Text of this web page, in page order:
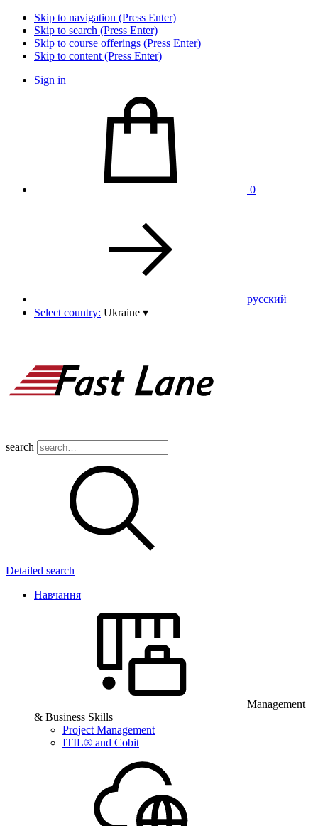
Skip to navigation (Press Enter)
Skip to search (Press Enter)
Skip to course offerings (Press Enter)
Skip to content (Press Enter)
Sign in
0
pусский
Select country: Ukraine ▾
search
Detailed search
Навчання
Management
& Business Skills
Project Management
ITIL® and Cobit